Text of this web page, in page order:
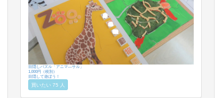
目隠しパズル「アニマ―サル」
1,000円（税別）
目隠して遊ぼう！
買いたい 75 人